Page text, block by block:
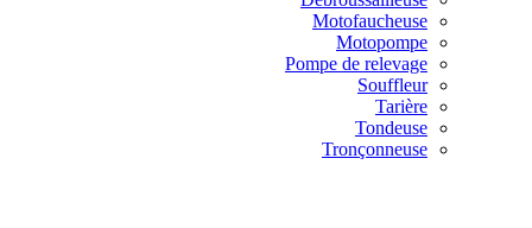
Motofaucheuse
Motopompe
Pompe de relevage
Souffleur
Tarière
Tondeuse
Tronçonneuse